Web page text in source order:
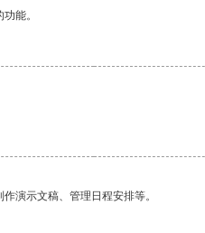
能。
演示文稿、管理日程安排等。